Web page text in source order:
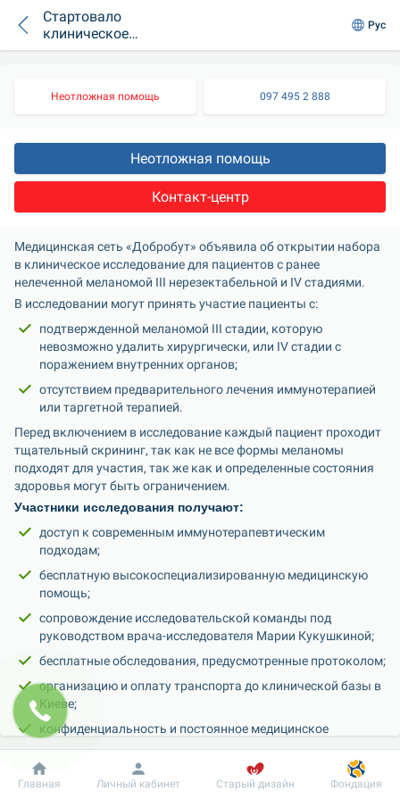
Стартовало
клиническое
исследование
Рус
Неотложная помощь 097 495 2 888
Неотложная помощь
Контакт-центр
Медицинская сеть «Добробут» объявила об открытии набора
в клиническое исследование для пациентов с ранее
нелеченной меланомой III нерезектабельной и IV стадиями.
В исследовании могут принять участие пациенты с:
подтвержденной меланомой III стадии, которую
невозможно удалить хирургически, или IV стадии с
поражением внутренних органов;
отсутствием предварительного лечения иммунотерапией
или таргетной терапией.
Перед включением в исследование каждый пациент проходит
тщательный скрининг, так как не все формы меланомы
подходят для участия, так же как и определенные состояния
здоровья могут быть ограничением.
Участники исследования получают:
доступ к современным иммунотерапевтическим
подходам;
бесплатную высокоспециализированную медицинскую
помощь;
сопровождение исследовательской команды под
руководством врача-исследователя Марии Кукушкиной;
бесплатные обследования, предусмотренные протоколом;
организацию и оплату транспорта до клинической базы в
Киеве;
конфиденциальность и постоянное медицинское
Участники случайным образом распределяются на две
группы: одна получает зарегистрированный иммунопрепарат,
Добробут Информация Пациенту
Главная Личный кабинет Старый дизайн Фондация